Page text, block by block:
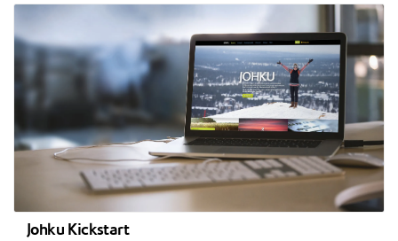
Johku Kickstart